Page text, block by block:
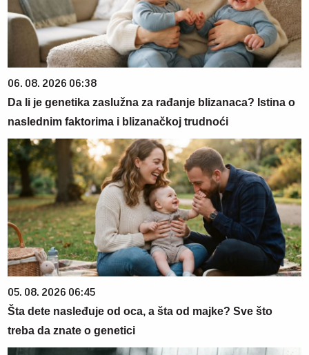
06. 08. 2026 06:38
Da li je genetika zaslužna za rađanje blizanaca? Istina o
naslednim faktorima i blizanačkoj trudnoći
05. 08. 2026 06:45
Šta dete nasleđuje od oca, a šta od majke? Sve što
treba da znate o genetici